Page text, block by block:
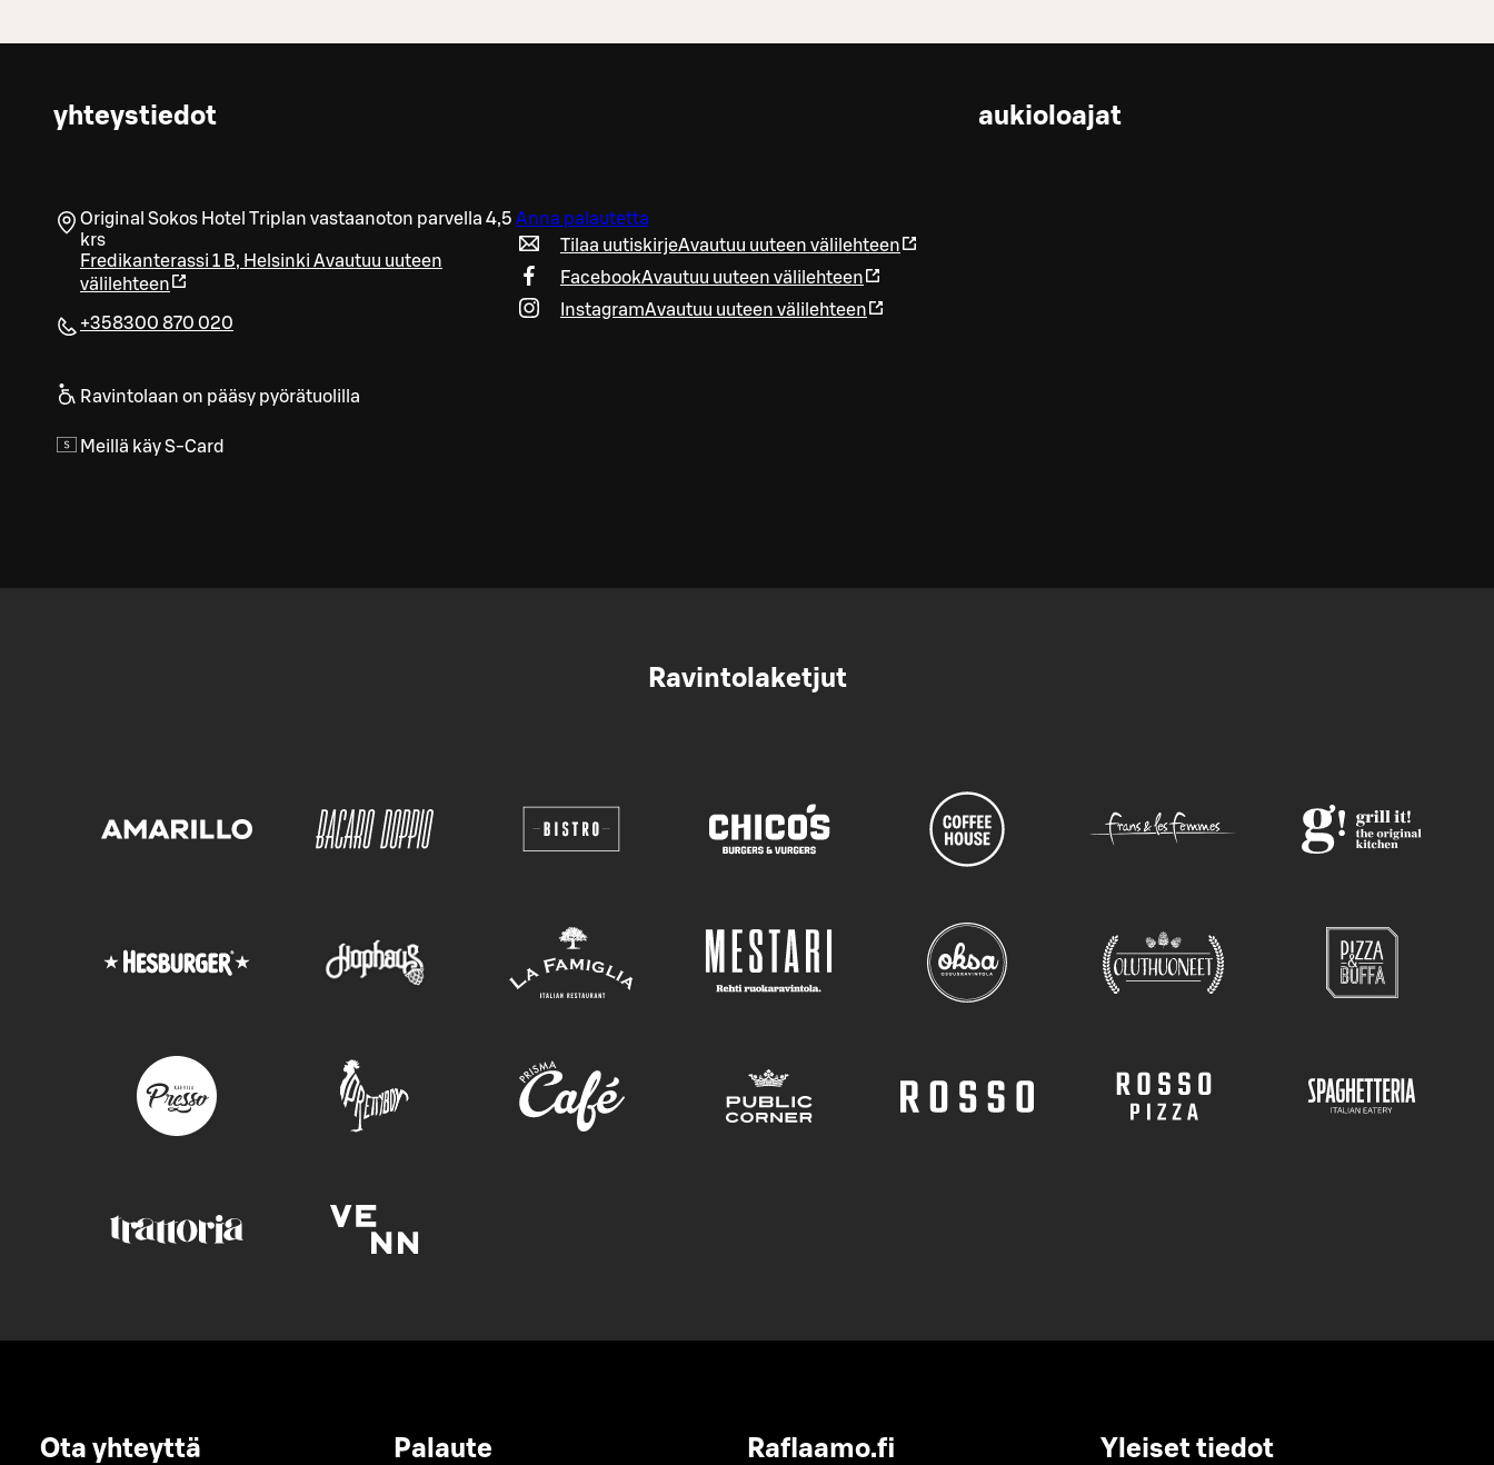
yhteystiedot
Original Sokos Hotel Triplan vastaanoton parvella 4,5
krs
Fredikanterassi 1 B, Helsinki Avautuu uuteen
välilehteen
+358300 870 020
Ravintolaan on pääsy pyörätuolilla
Meillä käy S-Card
Anna palautetta
Tilaa uutiskirjeAvautuu uuteen välilehteen
FacebookAvautuu uuteen välilehteen
InstagramAvautuu uuteen välilehteen
aukioloajat
Ravintolaketjut
Ota yhteyttä Palaute Raflaamo.fi Yleiset tiedot